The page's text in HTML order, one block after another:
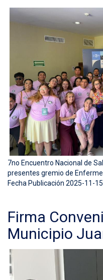
7no Encuentro Nacional de
presentes gremio de
Fecha Publicación 2025-11-
Firma
Municipio